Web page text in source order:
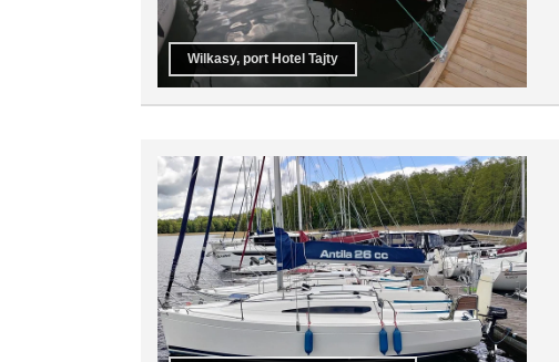
Wilkasy, port Hotel Tajty